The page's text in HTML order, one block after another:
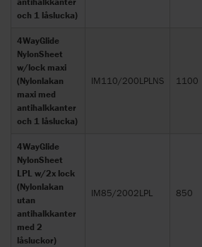
och 1 låslucka)
4WayGlide
NylonSheet
w/lock maxi
(Nylonlakan
maxi med
antihalkkanter
och 1 låslucka)
IM110/200LPLNS 1100
4WayGlide
NylonSheet
LPL w/2x lock
(Nylonlakan
utan
antihalkkanter
med 2
låsluckor)
IM85/2002LPL 850